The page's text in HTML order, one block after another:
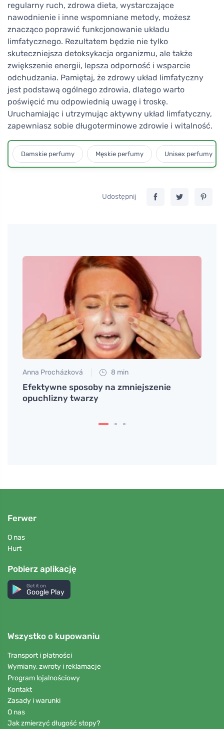
regularny ruch, zdrowa dieta, wystarczające
nawodnienie i inne wspomniane metody, możesz
znacząco poprawić funkcjonowanie układu
limfatycznego. Rezultatem będzie nie tylko
skuteczniejsza detoksykacja organizmu, ale także
zwiększenie energii, lepsza odporność i wsparcie
odchudzania. Pamiętaj, że zdrowy układ limfatyczny
jest podstawą ogólnego zdrowia, dlatego warto
poświęcić mu odpowiednią uwagę i troskę.
Uruchamiając i utrzymując aktywny układ limfatyczny,
zapewniasz sobie długoterminowe zdrowie i witalność.
Damskie perfumy Męskie perfumy Unisex perfumy
Udostępnij
Anna Procházková 8 min
Efektywne sposoby na zmniejszenie
opuchlizny twarzy
Ferwer
O nas
Hurt
Pobierz aplikację
Get it on
Google Play
Wszystko o kupowaniu
Transport i płatności
Wymiany, zwroty i reklamacje
Program lojalnościowy
Kontakt
Zasady i warunki
O nas
Jak zmierzyć długość stopy?